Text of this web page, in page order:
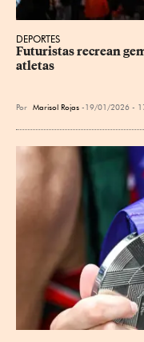
DEPORTES
Futuristas recrean
atletas
Por Marisol Rojas 19/01/2026 -